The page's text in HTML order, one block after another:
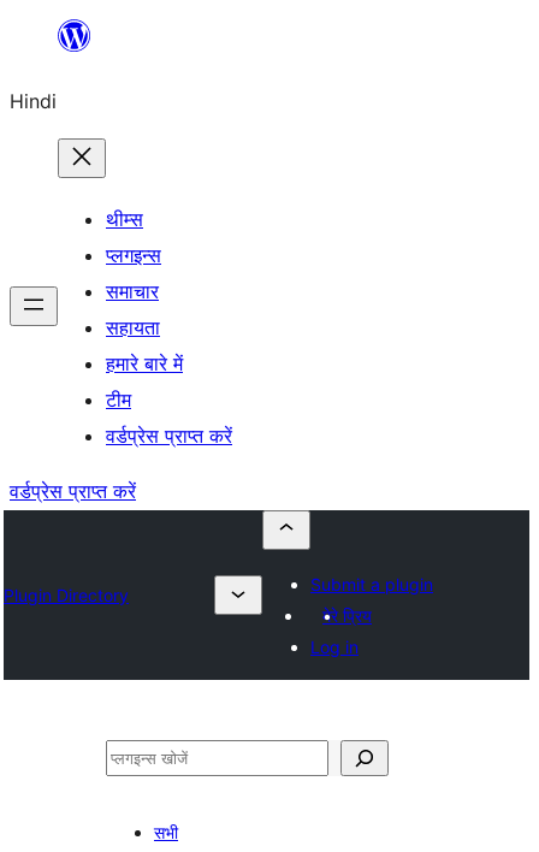
सामग्री
जाएं
Hindi
थीम्स
प्लगइन्स
समाचार
सहायता
हमारे बारे में
टीम
वर्डप्रेस प्राप्त करें
वर्डप्रेस प्राप्त करें
Plugin Directory
Submit a plugin
मेरे प्रिय
Log in
खोजें
सभी